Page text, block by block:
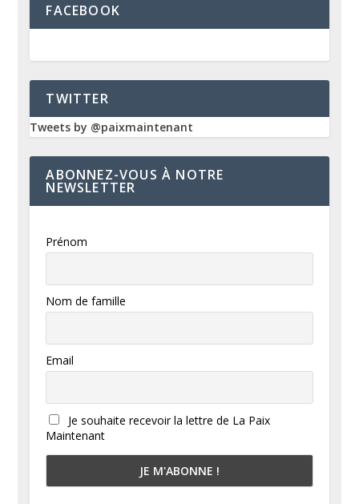
FACEBOOK
TWITTER
Tweets by @paixmaintenant
ABONNEZ-VOUS À NOTRE
NEWSLETTER
Prénom
Nom de famille
Email
Je souhaite recevoir la lettre de La Paix
Maintenant